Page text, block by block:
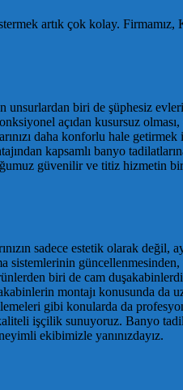
artık çok kolay.
biri de şüphesiz
açıdan kusursuz
daha konforlu hale
kapsamlı banyo
güvenilir ve titiz hizmetin
sadece estetik olarak
sistemlerinin
biri de cam
montajı konusunda da
gibi konularda da
işçilik sunuyoruz. Banyo
ekibimizle yanınızdayız.